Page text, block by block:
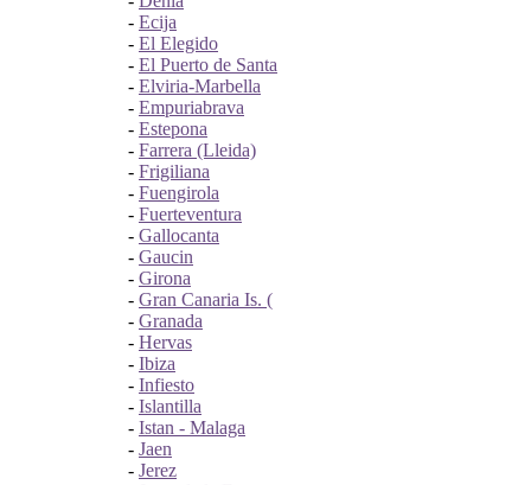
- Ecija
- El Elegido
- El Puerto de Santa
- Elviria-Marbella
- Empuriabrava
- Estepona
- Farrera (Lleida)
- Frigiliana
- Fuengirola
- Fuerteventura
- Gallocanta
- Gaucin
- Girona
- Gran Canaria Is. (
- Granada
- Hervas
- Ibiza
- Infiesto
- Islantilla
- Istan - Malaga
- Jaen
- Jerez